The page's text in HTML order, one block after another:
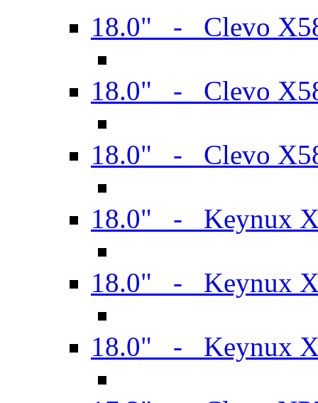
18.0" - Clevo
18.0" - Clevo
18.0" - Clevo
18.0" - Keynux
18.0" - Keynux
18.0" - Keynux